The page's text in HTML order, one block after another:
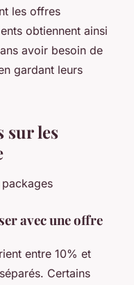
les offres
obtiennent ainsi
avoir besoin de
gardant leurs
sur les
avec une offre
entre 10% et
Certains